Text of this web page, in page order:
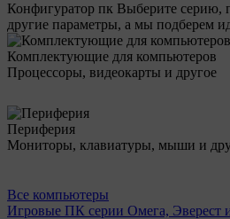
Конфигуратор пк Выберите серию,
другие параметры, а мы подберем
Комплектующие для компьютеров
Процессоры, видеокарты и другое
Периферия
Мониторы, клавиатуры, мыши и
Все компьютеры
Игровые ПК серии Омега, Эверест